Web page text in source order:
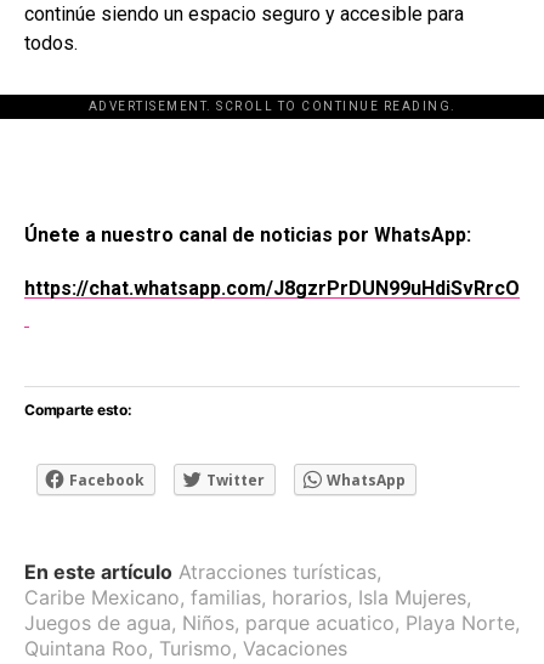
continúe siendo un espacio seguro y accesible para
todos.
ADVERTISEMENT. SCROLL TO CONTINUE READING.
[adsforwp id="243463"]
Únete a nuestro canal de noticias por WhatsApp:
https://chat.whatsapp.com/J8gzrPrDUN99uHdiSvRrcO
Comparte esto:
Facebook Twitter WhatsApp
En este artículo Atracciones turísticas,
Caribe Mexicano, familias, horarios, Isla Mujeres,
Juegos de agua, Niños, parque acuatico, Playa Norte,
Quintana Roo, Turismo, Vacaciones